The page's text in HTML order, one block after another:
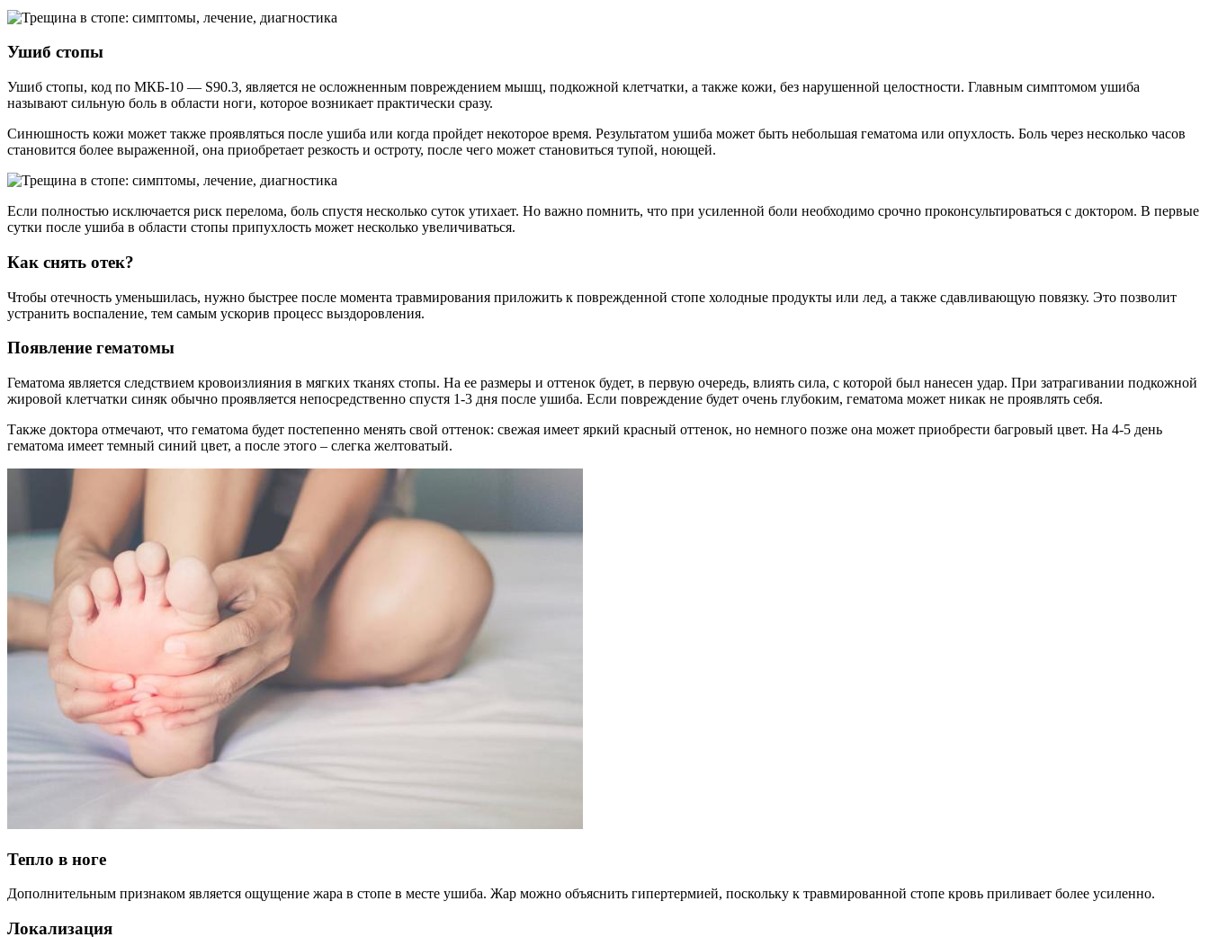
Ушиб стопы
Ушиб стопы, код по МКБ-10 — S90.3, является не осложненным повреждением мышц, подкожной клетчатки, а также кожи, без нарушенной целостности. Главным симптомом ушиба
называют сильную боль в области ноги, которое возникает практически сразу.
Синюшность кожи может также проявляться после ушиба или когда пройдет некоторое время. Результатом ушиба может быть небольшая гематома или опухлость. Боль через несколько часов
становится более выраженной, она приобретает резкость и остроту, после чего может становиться тупой, ноющей.
Если полностью исключается риск перелома, боль спустя несколько суток утихает. Но важно помнить, что при усиленной боли необходимо срочно проконсультироваться с доктором. В первые
сутки после ушиба в области стопы припухлость может несколько увеличиваться.
Как снять отек?
Чтобы отечность уменьшилась, нужно быстрее после момента травмирования приложить к поврежденной стопе холодные продукты или лед, а также сдавливающую повязку. Это позволит
устранить воспаление, тем самым ускорив процесс выздоровления.
Появление гематомы
Гематома является следствием кровоизлияния в мягких тканях стопы. На ее размеры и оттенок будет, в первую очередь, влиять сила, с которой был нанесен удар. При затрагивании подкожной
жировой клетчатки синяк обычно проявляется непосредственно спустя 1-3 дня после ушиба. Если повреждение будет очень глубоким, гематома может никак не проявлять себя.
Также доктора отмечают, что гематома будет постепенно менять свой оттенок: свежая имеет яркий красный оттенок, но немного позже она может приобрести багровый цвет. На 4-5 день
гематома имеет темный синий цвет, а после этого – слегка желтоватый.
Тепло в ноге
Дополнительным признаком является ощущение жара в стопе в месте ушиба. Жар можно объяснить гипертермией, поскольку к травмированной стопе кровь приливает более усиленно.
Локализация